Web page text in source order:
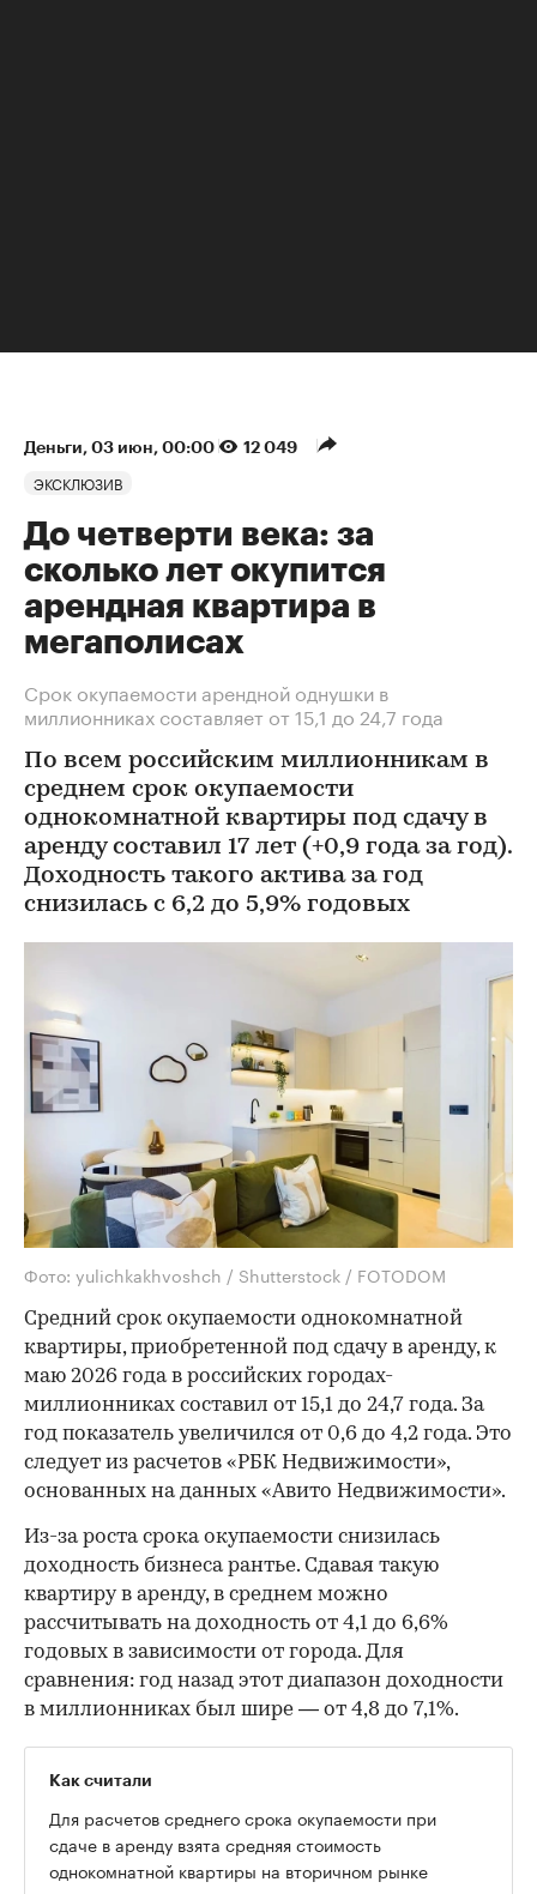
Деньги⁠, 03 июн, 00:00 12 049
ЭКСКЛЮЗИВ
До четверти века: за
сколько лет окупится
арендная квартира в
мегаполисах
Срок окупаемости арендной однушки в
миллионниках составляет от 15,1 до 24,7 года
По всем российским миллионникам в
среднем срок окупаемости
однокомнатной квартиры под сдачу в
аренду составил 17 лет (+0,9 года за год).
Доходность такого актива за год
снизилась с 6,2 до 5,9% годовых
Фото: yulichkakhvoshch / Shutterstock / FOTODOM
Средний срок окупаемости однокомнатной
квартиры, приобретенной под сдачу в аренду, к
маю 2026 года в российских городах-
миллионниках составил от 15,1 до 24,7 года. За
год показатель увеличился от 0,6 до 4,2 года. Это
следует из расчетов «РБК Недвижимости»,
основанных на данных «Авито Недвижимости».
Из-за роста срока окупаемости снизилась
доходность бизнеса рантье. Сдавая такую
квартиру в аренду, в среднем можно
рассчитывать на доходность от 4,1 до 6,6%
годовых в зависимости от города. Для
сравнения: год назад этот диапазон доходности
в миллионниках был шире — от 4,8 до 7,1%.
Как считали
Для расчетов среднего срока окупаемости при
сдаче в аренду взята средняя стоимость
однокомнатной квартиры на вторичном рынке